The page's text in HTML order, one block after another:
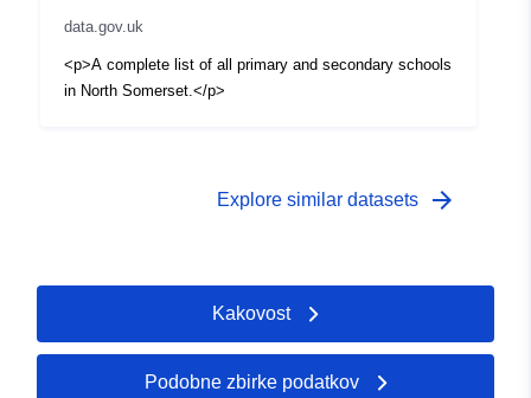
data.gov.uk
<p>A complete list of all primary and secondary schools
in North Somerset.</p>
Explore similar datasets arrow_forward
Kakovost
Podobne zbirke podatkov